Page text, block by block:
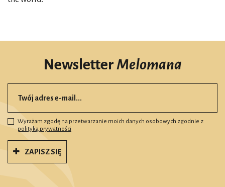
NewsletterMelomana
Wyrażam zgodę na przetwarzanie moich danych osobowych zgodnie z
polityką prywatności
ZAPISZ SIĘ